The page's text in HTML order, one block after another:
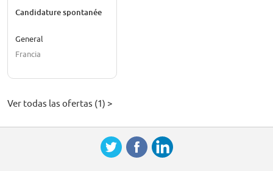
Candidature spontanée
General
Francia
Ver todas las ofertas (1) >